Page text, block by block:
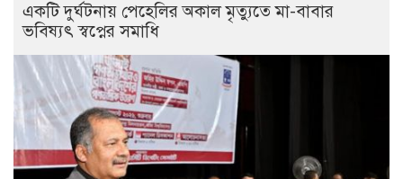
একটি দুর্ঘটনায় পেহেলির অকাল মৃত্যুতে মা-বাবার
ভবিষ্যৎ স্বপ্নের সমাধি